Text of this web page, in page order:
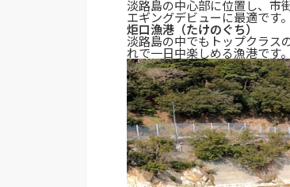
淡路島の中心部に位置し、市
エギングデビューに最適です
炬口漁港（たけのぐち）
淡路島の中でもトップクラス
れで一日中楽しめる漁港です。